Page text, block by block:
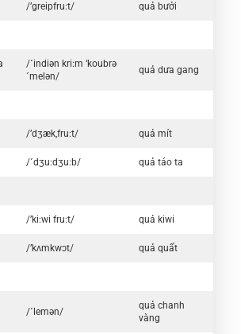
/’greipfru:t/ quả bưởi
/´indiən kri:m ‘koubrə
´melən/
quả dưa gang
/’dʒæk,fru:t/ quả mít
/´dʒu:dʒu:b/ quả táo ta
/’ki:wi fru:t/ quả kiwi
/’kʌmkwɔt/ quả quất
/´lemən/
quả chanh
vàng